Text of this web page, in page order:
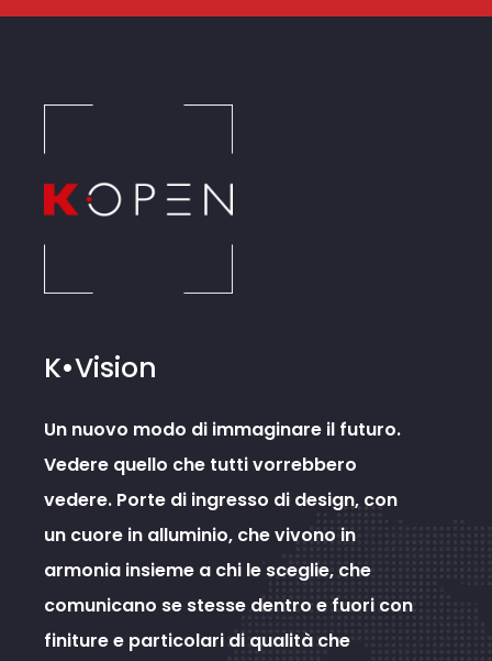
K•Vision
Un nuovo modo di immaginare il futuro.
Vedere quello che tutti vorrebbero
vedere. Porte di ingresso di design, con
un cuore in alluminio, che vivono in
armonia insieme a chi le sceglie, che
comunicano se stesse dentro e fuori con
finiture e particolari di qualità che